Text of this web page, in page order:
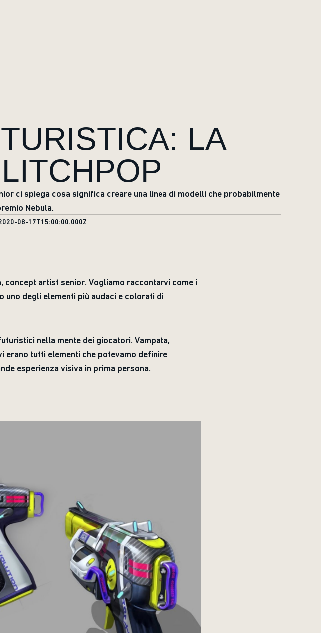
LA
ci spiega cosa significa creare una linea di modelli che probabilmente
Nebula.
08-17T15:00:00.000Z
concept artist senior. Vogliamo raccontarvi come i
uno degli elementi più audaci e colorati di
nella mente dei giocatori. Vampata,
erano tutti elementi che potevamo definire
esperienza visiva in prima persona.